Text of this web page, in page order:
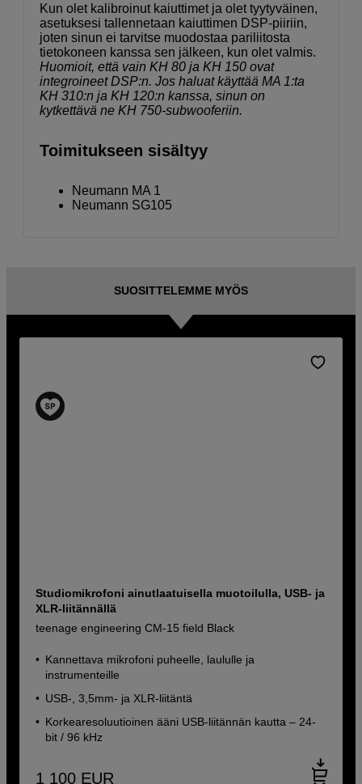
Kun olet kalibroinut kaiuttimet ja olet tyytyväinen,
asetuksesi tallennetaan kaiuttimen DSP-piiriin,
joten sinun ei tarvitse muodostaa pariliitosta
tietokoneen kanssa sen jälkeen, kun olet valmis.
Huomioit, että vain KH 80 ja KH 150 ovat
integroineet DSP:n. Jos haluat käyttää MA 1:ta
KH 310:n ja KH 120:n kanssa, sinun on
kytkettävä ne KH 750-subwooferiin.
Toimitukseen sisältyy
Neumann MA 1
Neumann SG105
SUOSITTELEMME MYÖS
Studiomikrofoni ainutlaatuisella muotoilulla, USB- ja
XLR-liitännällä
teenage engineering CM-15 field Black
Kannettava mikrofoni puheelle, laululle ja
instrumenteille
USB-, 3,5mm- ja XLR-liitäntä
Korkearesoluutioinen ääni USB-liitännän kautta – 24-
bit / 96 kHz
1 100 EUR